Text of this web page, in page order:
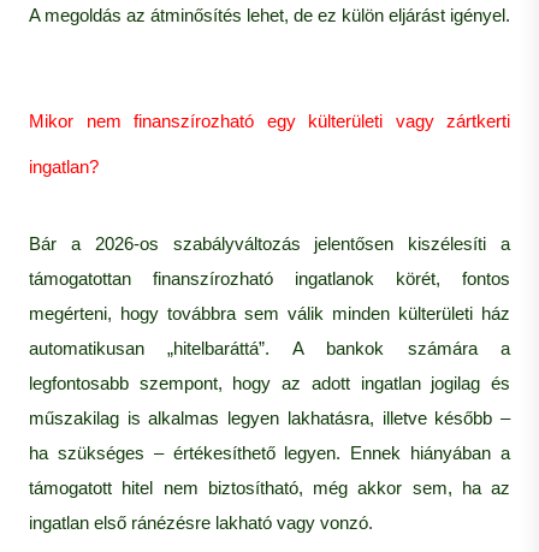
A megoldás az átminősítés lehet, de ez külön eljárást igényel.
Mikor nem finanszírozható egy külterületi vagy zártkerti
ingatlan?
Bár a 2026-os szabályváltozás jelentősen kiszélesíti a
támogatottan finanszírozható ingatlanok körét, fontos
megérteni, hogy továbbra sem válik minden külterületi ház
automatikusan „hitelbaráttá”. A bankok számára a
legfontosabb szempont, hogy az adott ingatlan jogilag és
műszakilag is alkalmas legyen lakhatásra, illetve később –
ha szükséges – értékesíthető legyen. Ennek hiányában a
támogatott hitel nem biztosítható, még akkor sem, ha az
ingatlan első ránézésre lakható vagy vonzó.